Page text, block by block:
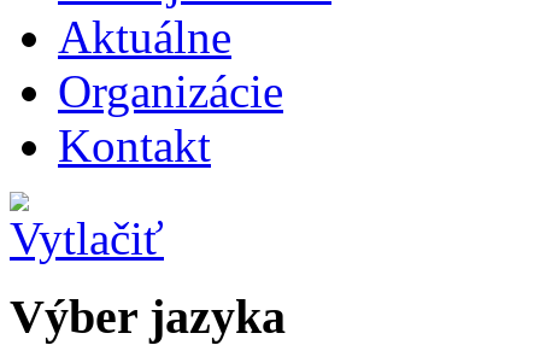
Aktuálne
Organizácie
Kontakt
Výber jazyka